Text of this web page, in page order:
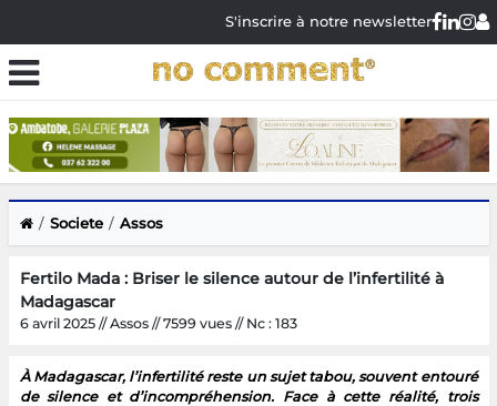
S'inscrire à notre newsletter
Societe Assos
Fertilo Mada : Briser le silence autour de l’infertilité à
Madagascar
6 avril 2025 // Assos // 7599 vues // Nc : 183
À Madagascar, l’infertilité reste un sujet tabou, souvent entouré
de silence et d’incompréhension. Face à cette réalité, trois